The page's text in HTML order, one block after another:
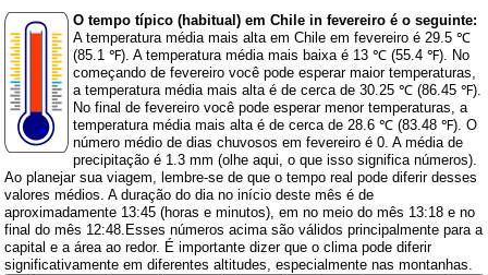
O tempo típico (habitual) em Chile in fevereiro é o seguinte:
A temperatura média mais alta em Chile em fevereiro é 29.5 ℃
(85.1 ℉). A temperatura média mais baixa é 13 ℃ (55.4 ℉). No
começando de fevereiro você pode esperar maior temperaturas,
a temperatura média mais alta é de cerca de 30.25 ℃ (86.45 ℉).
No final de fevereiro você pode esperar menor temperaturas, a
temperatura média mais alta é de cerca de 28.6 ℃ (83.48 ℉). O
número médio de dias chuvosos em fevereiro é 0. A média de
precipitação é 1.3 mm (olhe aqui, o que isso significa números).
Ao planejar sua viagem, lembre-se de que o tempo real pode diferir desses
valores médios. A duração do dia no início deste mês é de
aproximadamente 13:45 (horas e minutos), em no meio do mês 13:18 e no
final do mês 12:48.Esses números acima são válidos principalmente para a
capital e a área ao redor. É importante dizer que o clima pode diferir
significativamente em diferentes altitudes, especialmente nas montanhas.